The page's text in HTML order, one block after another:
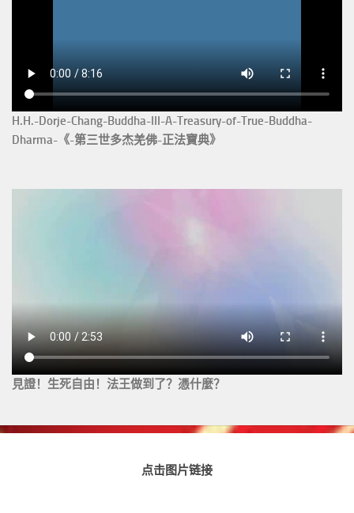
H.H.-Dorje-Chang-Buddha-III-A-Treasury-of-True-Buddha-
Dharma-《-第三世多杰羌佛-正法寶典》
見證！生死自由！法王做到了？憑什麼？
点击图片链接